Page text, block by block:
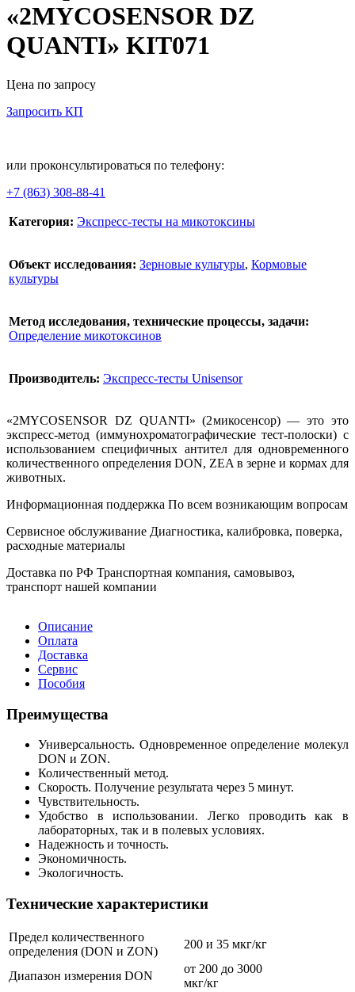
«2MYCOSENSOR DZ
QUANTI» KIT071
Цена по запросу
Запросить КП
или проконсультироваться по телефону:
+7 (863) 308-88-41
Категория: Экспресс-тесты на микотоксины
Объект исследования: Зерновые культуры, Кормовые
культуры
Метод исследования, технические процессы, задачи:
Определение микотоксинов
Производитель: Экспресс-тесты Unisensor
«2MYCOSENSOR DZ QUANTI» (2микосенсор) — это это
экспресс-метод (иммунохроматографические тест-полоски) с
использованием специфичных антител для одновременного
количественного определения DON, ZEA в зерне и кормах для
животных.
Информационная поддержка По всем возникающим вопросам
Сервисное обслуживание Диагностика, калибровка, поверка,
расходные материалы
Доставка по РФ Транспортная компания, самовывоз,
транспорт нашей компании
Описание
Оплата
Доставка
Сервис
Пособия
Преимущества
Универсальность. Одновременное определение молекул
DON и ZON.
Количественный метод.
Скорость. Получение результата через 5 минут.
Чувствительность.
Удобство в использовании. Легко проводить как в
лабораторных, так и в полевых условиях.
Надежность и точность.
Экономичность.
Экологичность.
Технические характеристики
Предел количественного
определения (DON и ZON)
200 и 35 мкг/кг
Диапазон измерения DON
от 200 до 3000
мкг/кг